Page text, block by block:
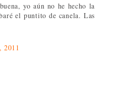
yo aún no he hecho la
el puntito de canela. Las
2011